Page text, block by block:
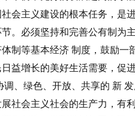
会主义建设的根本任务，是
。必须坚持和完善公有制为
体制等基本经济 制度，鼓励一
日益增长的美好生活需要，促
调、绿色、开放、共享的 新
社会主义社会的生产力，有